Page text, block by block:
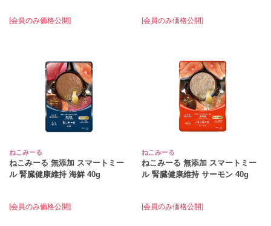
[会員のみ価格公開] [会員のみ価格公開]
ねこみーる
ねこみーる 無添加 スマートミー
ル 腎臓健康維持 海鮮 40g
[会員のみ価格公開]
ねこみーる
ねこみーる 無添加 スマートミー
ル 腎臓健康維持 サーモン 40g
[会員のみ価格公開]